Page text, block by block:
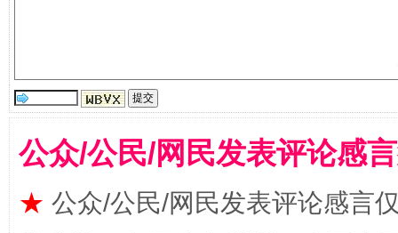
受贿1.44亿！段成刚被判无期
公众/公民/网民发表评论感
★ 公众/公民/网民发表评论感言